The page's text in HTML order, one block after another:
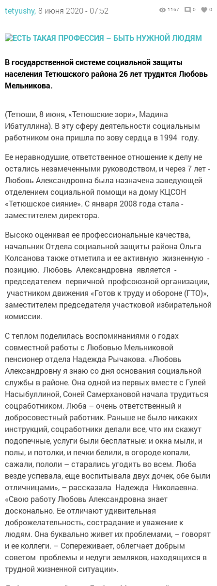
tetyushy, 8 июня 2020 - 07:52 1167 0 0
В государственной системе социальной защиты
населения Тетюшского района 26 лет трудится Любовь
Мельникова.
(Тетюши, 8 июня, «Тетюшские зори», Мадина
Ибатуллина). В эту сферу деятельности ­социальным
работником она ­пришла по зову сердца в 1994 году.
Ее неравнодушие, ответственное отношение к делу не
остались незамеченными руководством, и через 7 лет ­
Любовь Александровна была назначена заведующей
отделением социальной помощи на дому КЦСОН
«Тетюшское сияние». С января 2008 года стала ­
заместителем директора.
Высоко оценивая ее профессиональные качества,
начальник Отдела социальной защиты района Ольга
Колсанова также отметила и ее активную жизненную ­
позицию. ­Любовь Александровна ­является ­
председателем ­первичной профсоюзной организации,
участником движения «Готов к труду и обороне (ГТО)»,
заместителем председателя участковой ­избирательной
­комиссии.
С теплом поделилась воспоминаниями о годах
совместной работы с Любовью Мельниковой
пенсионер отдела Надежда Рычакова. «Любовь
Александровну я знаю со дня основания социальной
службы в районе. Она одной из первых вместе с Гулей
Насыбуллиной, Соней Самерхановой начала трудиться
соцработником. Люба – очень ответственный и
добросовестный ­работник. Раньше не было никаких
инструкций, соцработники делали все, что им скажут
подопечные, услуги были бесплатные: и окна мыли, и
полы, и потолки, и печки белили, в огороде копали,
сажали, пололи – старались угодить во всем. Люба
везде успевала, еще воспитывала двух дочек, обе были
отличницами», – ­рассказала ­ ­Надежда Николаевна.
«Свою работу Любовь Александровна знает
досконально. Ее отличают удивительная
доброжелательность, сострадание и уважение к
людям. Она буквально живет их проблемами, – ­говорят
и ее коллеги. – Сопереживает, облегчает добрым
советом проблемы и недуги земляков, находящихся в
трудной жизненной ситуации».